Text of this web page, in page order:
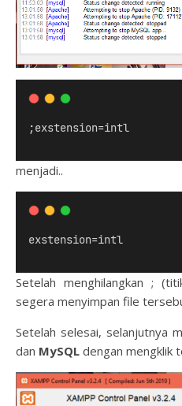
;exstension=intl
menjadi..
exstension=intl
Setelah menghilangkan ;
segera menyimpan file
Setelah selesai, selanjutnya
dan MySQL dengan mengklik